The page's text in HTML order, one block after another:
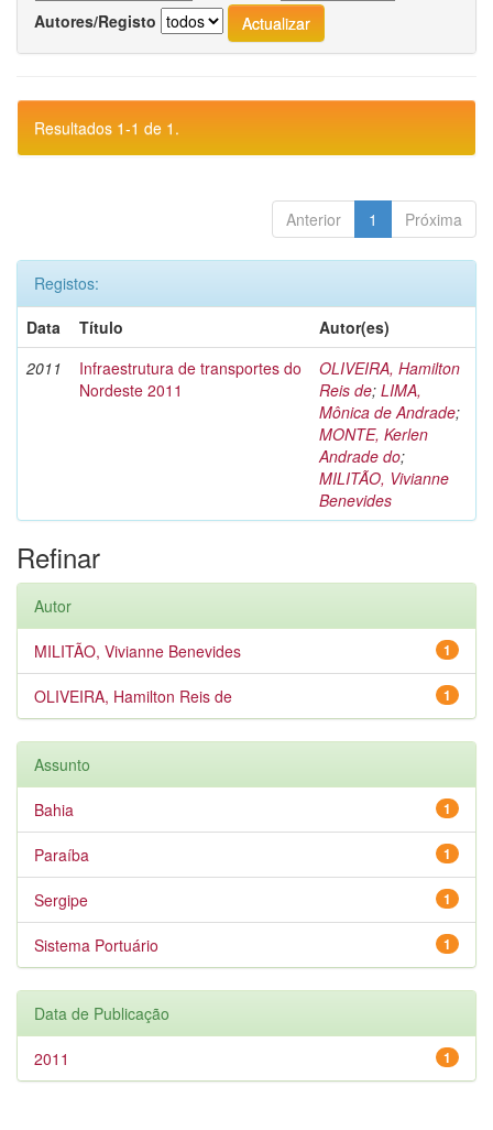
Autores/Registo
Resultados 1-1 de 1.
Anterior 1 Próxima
Registos:
Data
Título
Autor(es)
2011
Infraestrutura de transportes do
Nordeste 2011
OLIVEIRA, Hamilton
Reis de; LIMA,
Mônica de Andrade;
MONTE, Kerlen
Andrade do;
MILITÃO, Vivianne
Benevides
Refinar
Autor
1
MILITÃO, Vivianne Benevides
1
OLIVEIRA, Hamilton Reis de
Assunto
1
Bahia
1
Paraíba
1
Sergipe
1
Sistema Portuário
Data de Publicação
1
2011